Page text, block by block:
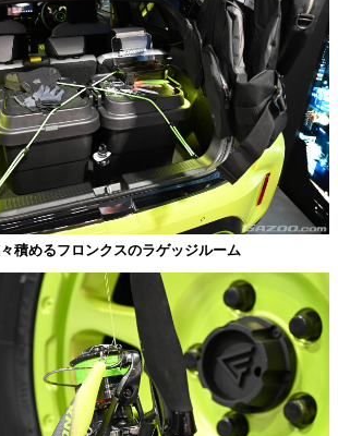
積めるフロンクスのラゲッジルーム